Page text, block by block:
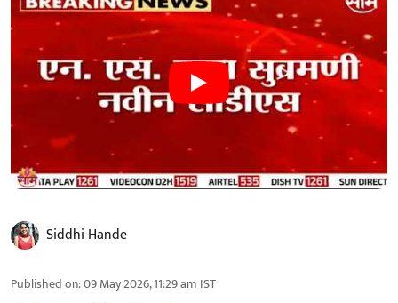
Siddhi Hande
Published on:09 May 2026, 11:29 am IST